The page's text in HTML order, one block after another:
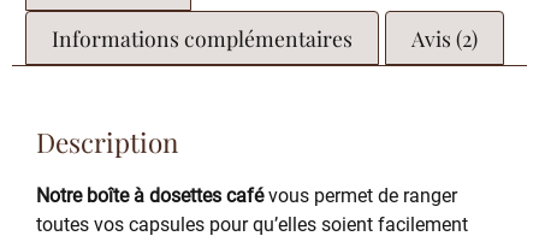
Informations complémentaires
Avis (2)
Description
Notre boîte à dosettes cafévous permet de ranger
toutes vos capsules pour qu’elles soient facilement